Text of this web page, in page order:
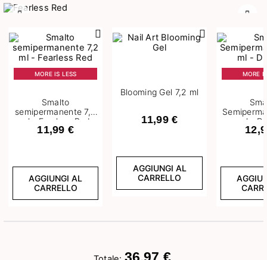
MORE IS LESS
Smalto
semipermanente 7,2
ml - Fearless Red
11,99 €
AGGIUNGI AL
CARRELLO
Blooming Gel 7,2 ml
11,99 €
AGGIUNGI AL
CARRELLO
MORE
ml -